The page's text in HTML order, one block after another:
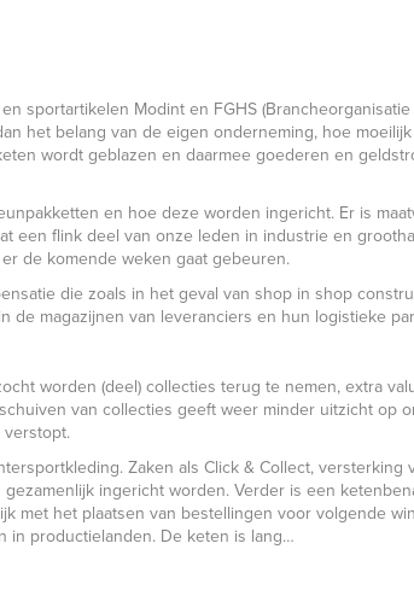
sportartikelen Modint en FGHS
het belang van de eigen onderneming, hoe
wordt geblazen en daarmee goederen en
en hoe deze worden ingericht. Er is
een flink deel van onze leden in industrie en
de komende weken gaat gebeuren.
die zoals in het geval van shop in shop
magazijnen van leveranciers en hun logistieke
worden (deel) collecties terug te nemen, extra
van collecties geeft weer minder uitzicht op
verstopt.
Zaken als Click & Collect,
ingericht worden. Verder is een
het plaatsen van bestellingen voor volgende
in productielanden. De keten is lang…